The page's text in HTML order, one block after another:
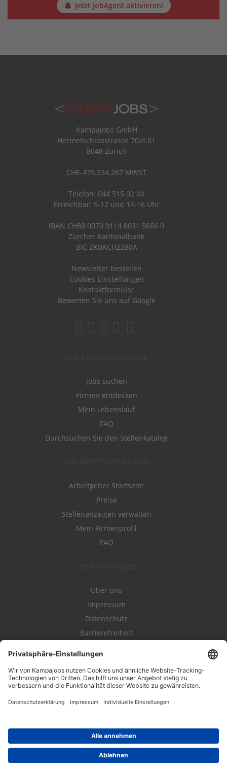
Jetzt JobAgent aktivieren!
Kampajobs GmbH
Hermetschloostrasse 70/4.01
8048 Zürich
CHE-479.234.267 MWST
Telefon: 044 515 02 44
Erreichbar: 9-12 und 14-16 Uhr
IBAN CH88 0070 0114 8031 5666 0
Zürcher Kantonalbank
BIC ZKBKCHZZ80A
Newsletter bestellen
Cookies Einstellungen
Kontaktformular
Bewerten Sie uns auf Google
Jobs suchen
Firmen entdecken
Mein Lebenslauf
FAQ
Durchsuchen Sie den Stellenkatalog
Arbeitgeber Startseite
Preise
Stellenanzeigen verwalten
Mein Firmenprofil
FAQ
Über uns
Impressum
Datenschutz
Barrierefreiheit
Kampahire
Kampagnenforum
LeadNow